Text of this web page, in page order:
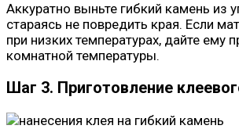
Аккуратно выньте гибкий камень из
стараясь не повредить края. Если
при низких температурах, дайте ему
комнатной температуры.
Шаг 3. Приготовление